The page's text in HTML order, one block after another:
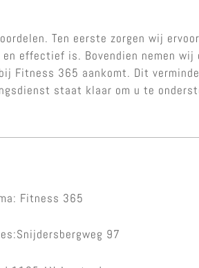
Ten eerste zorgen wij
effectief is. Bovendien nemen wij
Fitness 365 aankomt. Dit
staat klaar om u te
Fitness 365
97